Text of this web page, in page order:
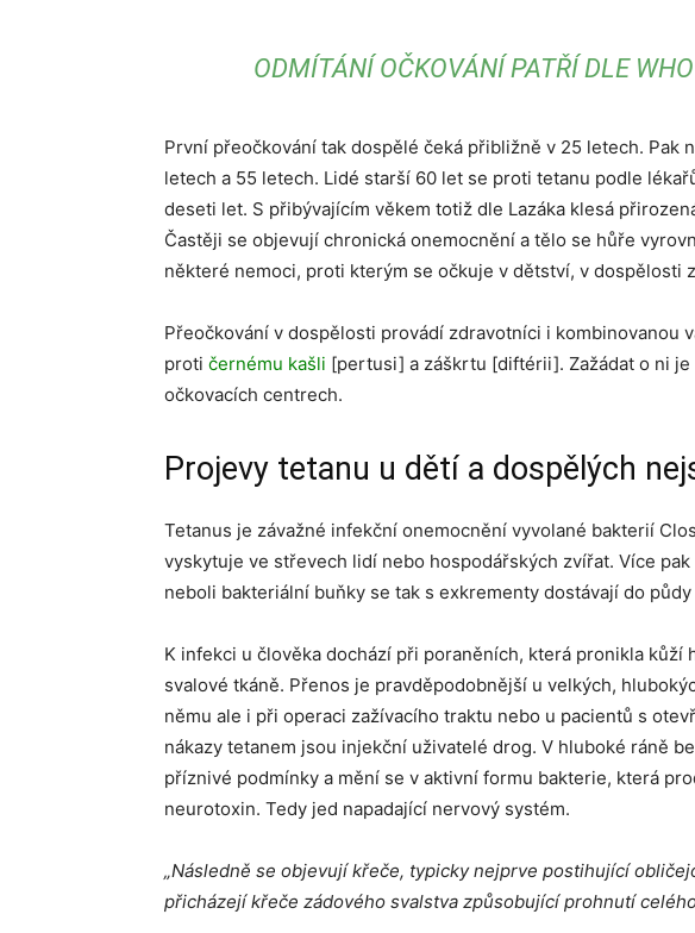
ODMÍTÁNÍ OČKOVÁNÍ PATŘÍ DLE
První přeočkování tak dospělé čeká přibližně v 25 letech. Pak
letech a 55 letech. Lidé starší 60 let se proti tetanu podle
deseti let. S přibývajícím věkem totiž dle Lazáka klesá
Častěji se objevují chronická onemocnění a tělo se hůře
některé nemoci, proti kterým se očkuje v dětství, v dospělosti
Přeočkování v dospělosti provádí zdravotníci i kombinovanou
proti černému kašli [pertusi] a záškrtu [diftérii]. Zažádat o ni
očkovacích centrech.
Projevy tetanu u dětí a dospělých
Tetanus je závažné infekční onemocnění vyvolané bakterií
vyskytuje ve střevech lidí nebo hospodářských zvířat. Více
neboli bakteriální buňky se tak s exkrementy dostávají do
K infekci u člověka dochází při poraněních, která pronikla kůží
svalové tkáně. Přenos je pravděpodobnější u velkých,
němu ale i při operaci zažívacího traktu nebo u pacientů s
nákazy tetanem jsou injekční uživatelé drog. V hluboké ráně
příznivé podmínky a mění se v aktivní formu bakterie, která
neurotoxin. Tedy jed napadající nervový systém.
„Následně se objevují křeče, typicky nejprve postihující
přicházejí křeče zádového svalstva způsobující prohnutí